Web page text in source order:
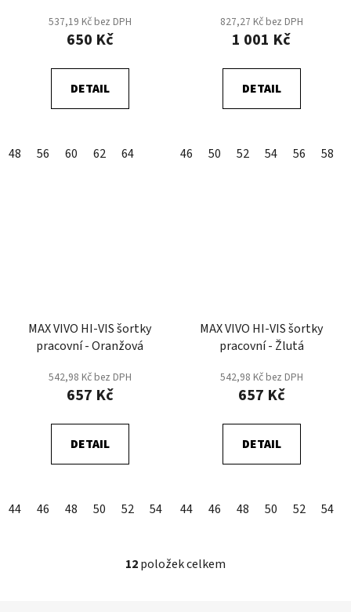
537,19 Kč bez DPH
650 Kč
DETAIL
48 56 60 62 64
827,27 Kč bez DPH
1 001 Kč
DETAIL
46 50 52 54 56 58
MAX VIVO HI-VIS šortky
pracovní - Oranžová
542,98 Kč bez DPH
657 Kč
DETAIL
44 46 48 50 52 54 56 58 60 62 64 66
MAX VIVO HI-VIS šortky
pracovní - Žlutá
542,98 Kč bez DPH
657 Kč
DETAIL
44 46 48 50 52 54
O
12položek celkem